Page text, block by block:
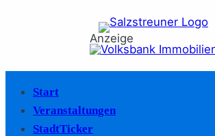
Anzeige
Start
Veranstaltungen
StadtTicker